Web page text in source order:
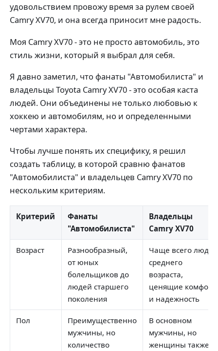
удовольствием провожу время за рулем своей
Camry XV70, и она всегда приносит мне радость.
Моя Camry XV70 - это не просто автомобиль, это
стиль жизни, который я выбрал для себя.
Я давно заметил, что фанаты "Автомобилиста" и
владельцы Toyota Camry XV70 - это особая каста
людей. Они объединены не только любовью к
хоккею и автомобилям, но и определенными
чертами характера.
Чтобы лучше понять их специфику, я решил
создать таблицу, в которой сравню фанатов
"Автомобилиста" и владельцев Camry XV70 по
нескольким критериям.
Критерий
Фанаты
"Автомобилиста"
Владельцы
Camry XV70
Возраст
Разнообразный,
от юных
болельщиков до
людей старшего
поколения
Чаще всего люди
среднего
возраста,
ценящие комфорт
и надежность
Пол
Преимущественно
мужчины, но
количество
В основном
мужчины, но
женщины также